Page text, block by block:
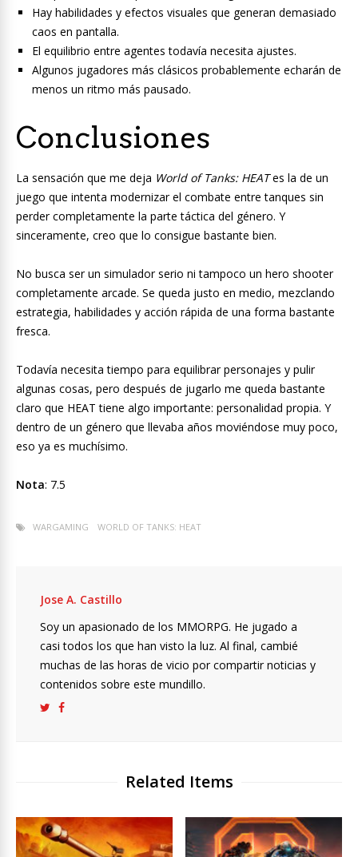
Hay habilidades y efectos visuales que generan demasiado
caos en pantalla.
El equilibrio entre agentes todavía necesita ajustes.
Algunos jugadores más clásicos probablemente echarán de
menos un ritmo más pausado.
Conclusiones
La sensación que me deja World of Tanks: HEATes la de un
juego que intenta modernizar el combate entre tanques sin
perder completamente la parte táctica del género. Y
sinceramente, creo que lo consigue bastante bien.
No busca ser un simulador serio ni tampoco un hero shooter
completamente arcade. Se queda justo en medio, mezclando
estrategia, habilidades y acción rápida de una forma bastante
fresca.
Todavía necesita tiempo para equilibrar personajes y pulir
algunas cosas, pero después de jugarlo me queda bastante
claro que HEAT tiene algo importante: personalidad propia. Y
dentro de un género que llevaba años moviéndose muy poco,
eso ya es muchísimo.
Nota: 7.5
WARGAMING WORLD OF TANKS: HEAT
Jose A. Castillo
Soy un apasionado de los MMORPG. He jugado a
casi todos los que han visto la luz. Al final, cambié
muchas de las horas de vicio por compartir noticias y
contenidos sobre este mundillo.
Related Items